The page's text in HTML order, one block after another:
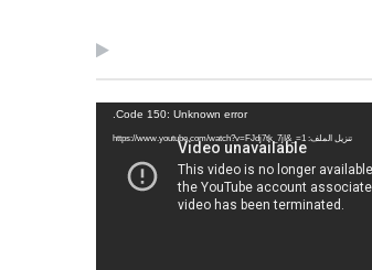
Code 150: Unknown error.
تنزيل الملف: https://www.youtube.com/watch?v=FJdj7tk_7jI&_=1